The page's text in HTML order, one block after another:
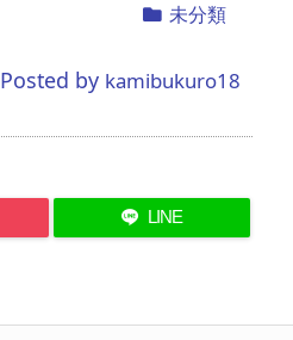
未分類
Posted by kamibukuro18
LINE